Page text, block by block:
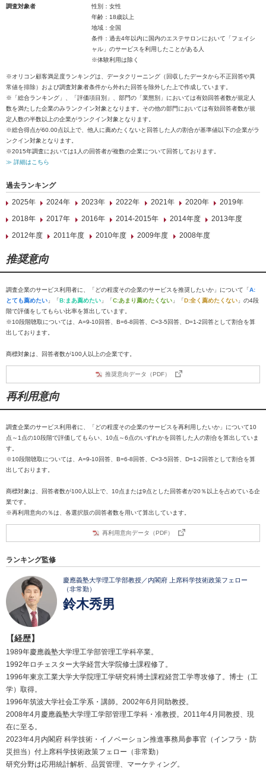
調査対象者
性別：女性
年齢：18歳以上
地域：全国
条件：過去4年以内に国内のエステサロンにおいて「フェイシ
ャル」のサービスを利用したことがある人
※体験利用は除く
※オリコン顧客満足度ランキングは、データクリーニング（回収したデータから不正回答や異
常値を排除）および調査対象者条件から外れた回答を除外した上で作成しています。
※「総合ランキング」、「評価項目別」、部門の「業態別」においては有効回答者数が規定人
数を満たした企業のみランクイン対象となります。その他の部門においては有効回答者数が規
定人数の半数以上の企業がランクイン対象となります。
※総合得点が60.00点以上で、他人に薦めたくないと回答した人の割合が基準値以下の企業がラ
ンクイン対象となります。
※2015年調査においては1人の回答者が複数の企業について回答しております。
≫ 詳細はこちら
過去ランキング
2025年
2024年 2023年 2022年 2021年 2020年
2019年
2018年
2017年 2016年 2014-2015年 2014年度
2013年度
2012年度
2011年度 2010年度 2009年度 2008年度
推奨意向
調査企業のサービス利用者に、「どの程度その企業のサービスを推奨したいか」について「A:
とても薦めたい 」「B:まあ薦めたい 」「C:あまり薦めたくない 」「D:全く薦めたくない 」の4段
階で評価をしてもらい比率を算出しています。
※10段階聴取については、A=9-10回答、B=6-8回答、C=3-5回答、D=1-2回答として割合を算
出しております。
商標対象は、回答者数が100人以上の企業です。
推奨意向データ（PDF）
再利用意向
調査企業のサービス利用者に、「どの程度その企業のサービスを再利用したいか」について10
点～1点の10段階で評価してもらい、10点～6点のいずれかを回答した人の割合を算出していま
す。
※10段階聴取については、A=9-10回答、B=6-8回答、C=3-5回答、D=1-2回答として割合を算
出しております。
商標対象は、回答者数が100人以上で、10点または9点とした回答者が20％以上を占めている企
業です。
※再利用意向の％は、各選択肢の回答者数を用いて算出しています。
再利用意向データ（PDF）
ランキング監修
慶應義塾大学理工学部教授／内閣府 上席科学技術政策フェロー
（非常勤）
鈴木秀男
【経歴】
1989年慶應義塾大学理工学部管理工学科卒業。
1992年ロチェスター大学経営大学院修士課程修了。
1996年東京工業大学大学院理工学研究科博士課程経営工学専攻修了。博士（工
学）取得。
1996年筑波大学社会工学系・講師。2002年6月同助教授。
2008年4月慶應義塾大学理工学部管理工学科・准教授。2011年4月同教授、現
在に至る。
2023年4月内閣府 科学技術・イノベーション推進事務局参事官（インフラ・防
災担当）付上席科学技術政策フェロー（非常勤）
研究分野は応用統計解析、品質管理、マーケティング。